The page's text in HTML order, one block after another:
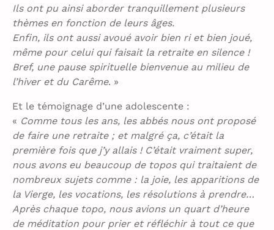
Ils ont pu ainsi aborder tranquillement plusieurs
thèmes en fonction de leurs âges.
Enfin, ils ont aussi avoué avoir bien ri et bien joué,
même pour celui qui faisait la retraite en silence !
Bref, une pause spirituelle bienvenue au milieu de
l’hiver et du Carême. »
Et le témoignage d’une adolescente :
« Comme tous les ans, les abbés nous ont proposé
de faire une retraite ; et malgré ça, c’était la
première fois que j’y allais ! C’était vraiment super,
nous avons eu beaucoup de topos qui traitaient de
nombreux sujets comme : la joie, les apparitions de
la Vierge, les vocations, les résolutions à prendre…
Après chaque topo, nous avions un quart d’heure
de méditation pour prier et réfléchir à tout ce que